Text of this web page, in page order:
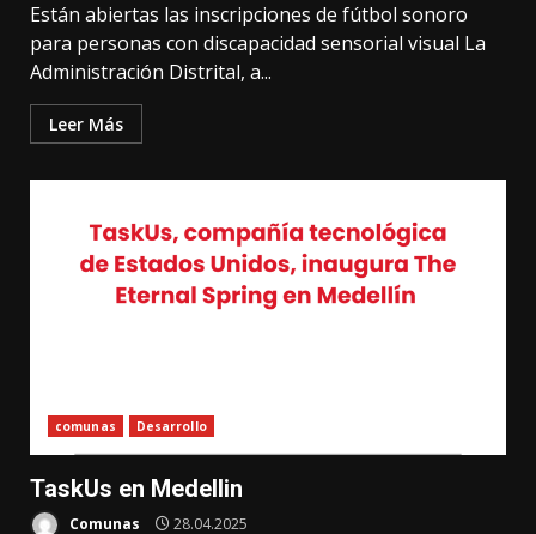
Están abiertas las inscripciones de fútbol sonoro
para personas con discapacidad sensorial visual La
Administración Distrital, a...
Leer Más
comunas Desarrollo
TaskUs en Medellin
Comunas 28.04.2025